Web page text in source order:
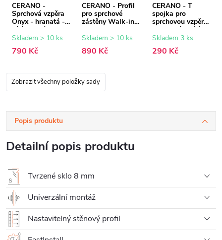
CERANO -
Sprchová vzpěra
Onyx - hranatá -
bílá matná - 150
cm
Skladem > 10 ks
790 Kč
CERANO - Profil
pro sprchové
zástěny Walk-in
bílá matná - 15
Skladem > 10 ks
890 Kč
CERANO - T
spojka pro
sprchovou vzpěru
- hranatá - bílá
matná
Skladem 3 ks
290 Kč
Zobrazit všechny položky sady
Popis produktu
Detailní popis produktu
Tvrzené sklo 8 mm
Univerzální montáž
Nastavitelný stěnový profil